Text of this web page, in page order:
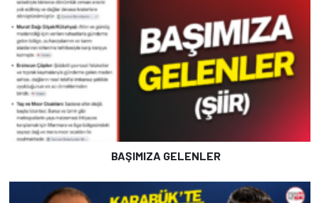
BAŞIMIZA GELENLER